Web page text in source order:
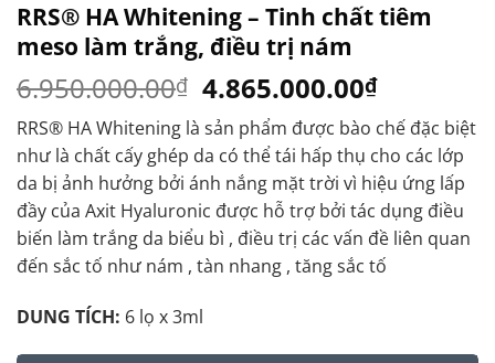
RRS® HA Whitening – Tinh chất tiêm
meso làm trắng, điều trị nám
6.950.000.00₫ Original
price
was:
6.950.000.00₫.
4.865.000.00₫Current
price
is:
RRS® HA Whitening là sản phẩm được bào chế đặc biệt
như là chất cấy ghép da có thể tái hấp thụ cho các lớp
da bị ảnh hưởng bởi ánh nắng mặt trời vì hiệu ứng lấp
đầy của Axit Hyaluronic được hỗ trợ bởi tác dụng điều
biến làm trắng da biểu bì , điều trị các vấn đề liên quan
đến sắc tố như nám , tàn nhang , tăng sắc tố
DUNG TÍCH: 6 lọ x 3ml